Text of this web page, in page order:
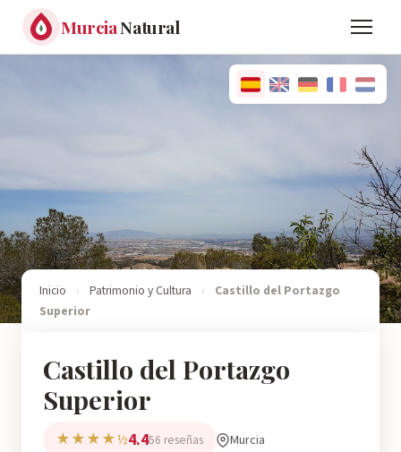
MurciaNatural
Inicio › Patrimonio y Cultura ›
Castillo del Portazgo
Superior
Castillo del Portazgo
Superior
★★★★½4.456 reseñas
Murcia